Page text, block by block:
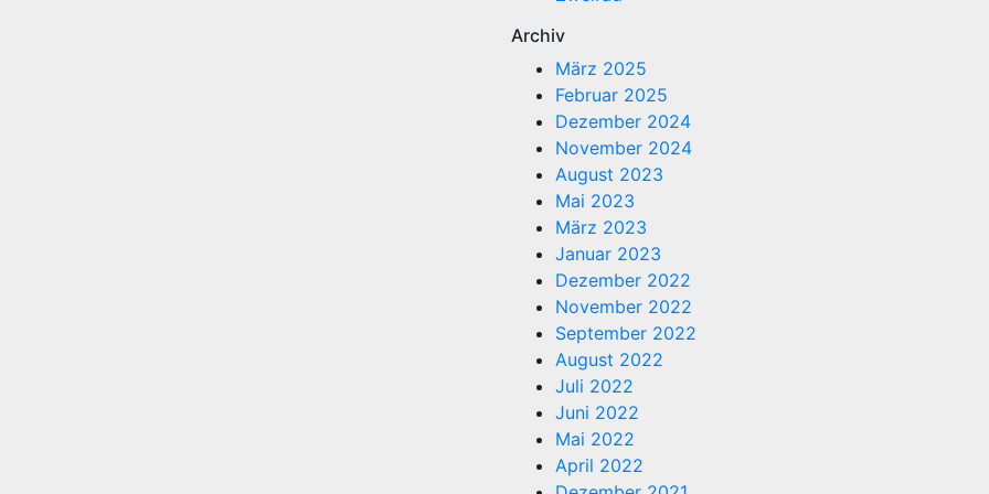
Archiv
März 2025
Februar 2025
Dezember 2024
November 2024
August 2023
Mai 2023
März 2023
Januar 2023
Dezember 2022
November 2022
September 2022
August 2022
Juli 2022
Juni 2022
Mai 2022
April 2022